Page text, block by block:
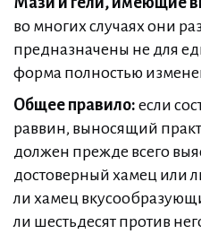
во многих случаях они
предназначены не для
форма полностью
Общее правило: если
раввин, выносящий
должен прежде всего
достоверный хамец или
ли хамец
ли шестьдесят против